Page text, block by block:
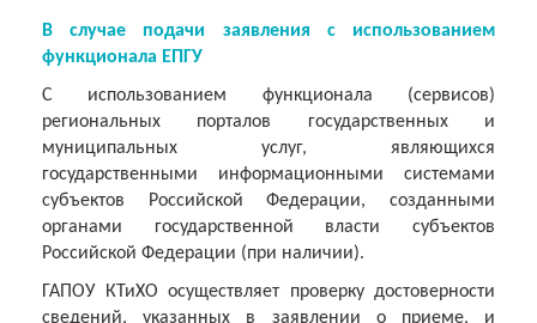
В случае подачи заявления с использованием
функционала ЕПГУ
С использованием функционала (сервисов)
региональных порталов государственных и
муниципальных услуг, являющихся
государственными информационными системами
субъектов Российской Федерации, созданными
органами государственной власти субъектов
Российской Федерации (при наличии).
ГАПОУ КТиХО осуществляет проверку достоверности
сведений, указанных в заявлении о приеме, и